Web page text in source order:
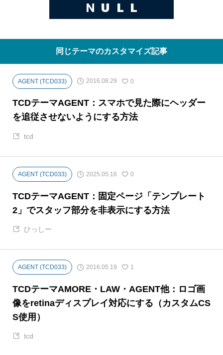
同じテーマのカスタマイズ記事
AGENT (TCD033) 2016.08.29 0
TCDテーマAGENT：スマホで見た際にヘッダー
を追従させないようにする方法
tcd
AGENT (TCD033) 2025.05.16 0
TCDテーマAGENT：固定ページ「テンプレート
2」でスタッフ部分を非表示にする方法
ひっしー
AGENT (TCD033) 2016.05.19 1
TCDテーマAMORE・LAW・AGENT他：ロゴ画
像をretinaディスプレイ対応にする（カスタムCS
S使用）
tcd